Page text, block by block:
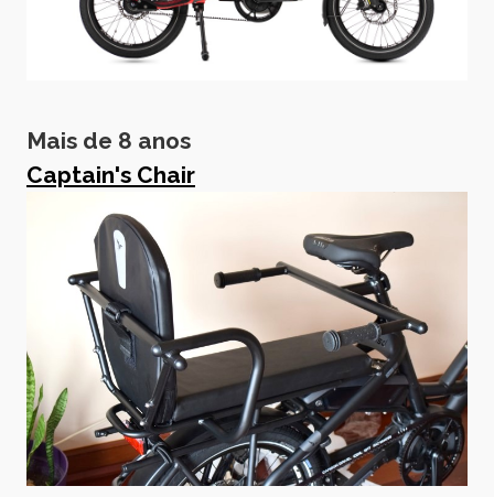
Mais de 8 anos
Captain's Chair